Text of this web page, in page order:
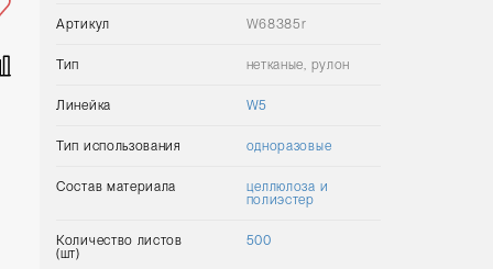
Артикул W68385r
Тип нетканые, рулон
Линейка W5
Тип использования одноразовые
Состав материала
целлюлоза и
полиэстер
Количество листов
(шт)
500